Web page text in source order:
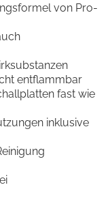
von Pro-
entflammbar
fast wie
inklusive